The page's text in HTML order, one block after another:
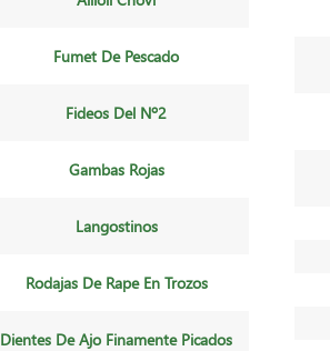
Fumet De Pescado
Fideos Del Nº2
Gambas Rojas
Langostinos
Rodajas De Rape En Trozos
Dientes De Ajo Finamente Picados